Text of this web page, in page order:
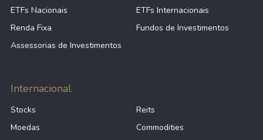
ETFs Nacionais
ETFs Internacionais
Renda Fixa
Fundos de Investimentos
Assessorias de Investimentos
Internacional
Stocks
Reits
Moedas
Commodities